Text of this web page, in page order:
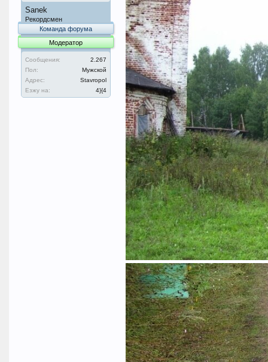
Sanek
Рекордсмен
Команда форума
Модератор
Сообщения:
2.267
Пол:
Мужской
Адрес:
Stavropol
Езжу на:
4}{4